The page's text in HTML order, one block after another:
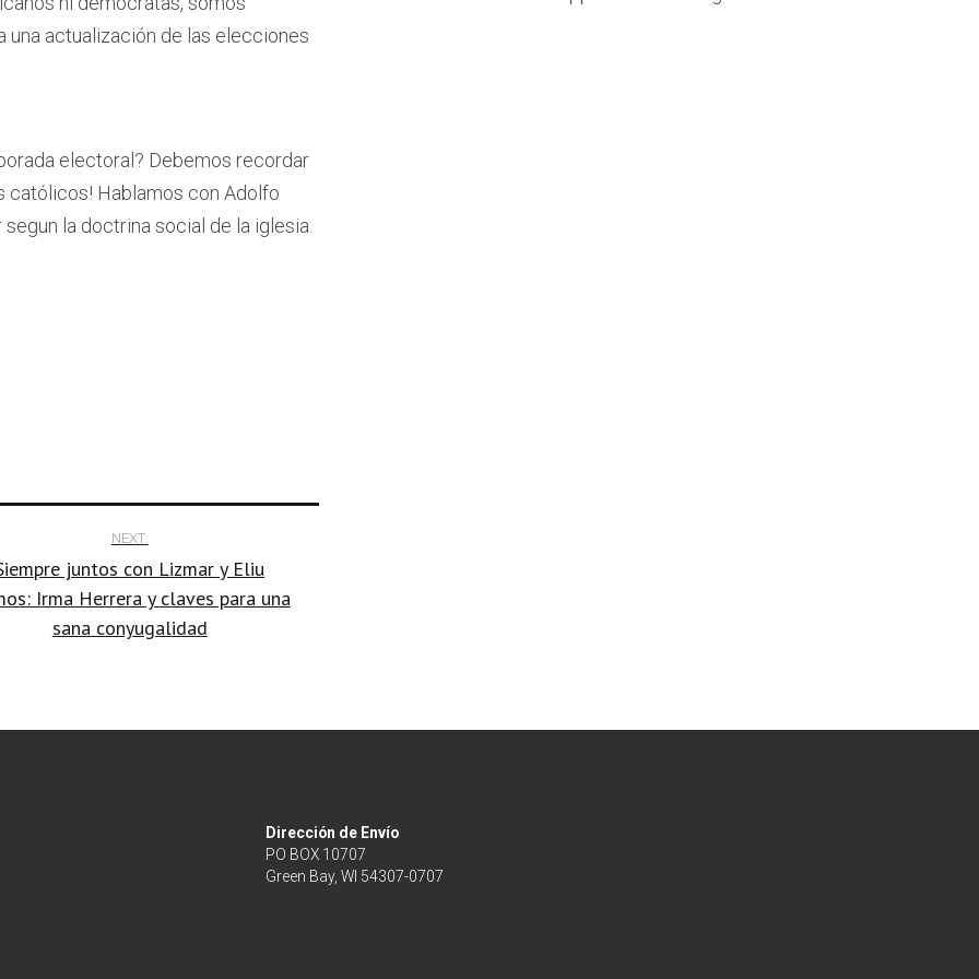
una actualización de las elecciones
electoral? Debemos recordar
católicos! Hablamos con Adolfo
la doctrina social de la iglesia.
NEXT:
juntos con Lizmar y Eliu
Irma Herrera y claves para una
sana conyugalidad
Dirección de Envío
PO BOX 10707
Green Bay, WI 54307-0707